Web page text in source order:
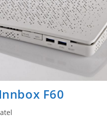
F60